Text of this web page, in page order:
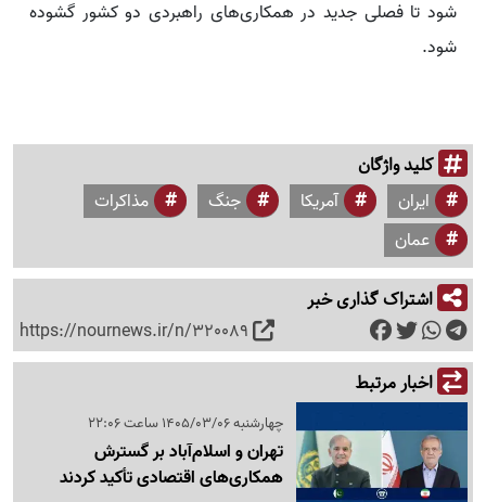
شود تا فصلی جدید در همکاری‌های راهبردی دو کشور گشوده
شود.
کلید واژگان
ایران آمریکا جنگ
مذاکرات
عمان
اشتراک گذاری خبر
https://nournews.ir/n/320089
اخبار مرتبط
چهارشنبه 1405/03/06 ساعت 22:06
تهران و اسلام‌آباد بر گسترش
همکاری‌های اقتصادی تأکید کردند